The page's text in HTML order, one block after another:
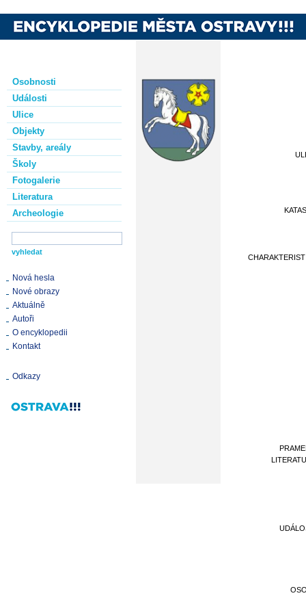
Osobnosti
Události
Ulice
Objekty
Stavby, areály
Školy
Fotogalerie
Literatura
Archeologie
Nová hesla
Nové obrazy
Aktuálně
Autoři
O encyklopedii
Kontakt
Odkazy